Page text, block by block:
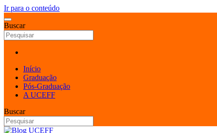
Ir para o conteúdo
Buscar
Início
Graduação
Pós-Graduação
A UCEFF
Buscar